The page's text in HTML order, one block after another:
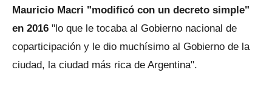
Mauricio Macri "modificó con un decreto simple"
en 2016 "lo que le tocaba al Gobierno nacional de
coparticipación y le dio muchísimo al Gobierno de la
ciudad, la ciudad más rica de Argentina".